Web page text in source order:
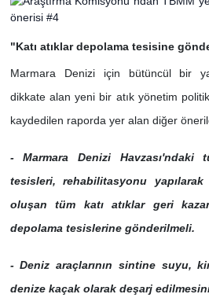
"Katı atıklar depolama tesisine
Marmara Denizi için bütüncül bir
dikkate alan yeni bir atık yönetim
kaydedilen raporda yer alan diğer
- Marmara Denizi Havzası'ndaki
tesisleri, rehabilitasyonu yapılarak
oluşan tüm katı atıklar geri
depolama tesislerine gönderilmeli.
- Deniz araçlarının sintine suyu,
denize kaçak olarak deşarj